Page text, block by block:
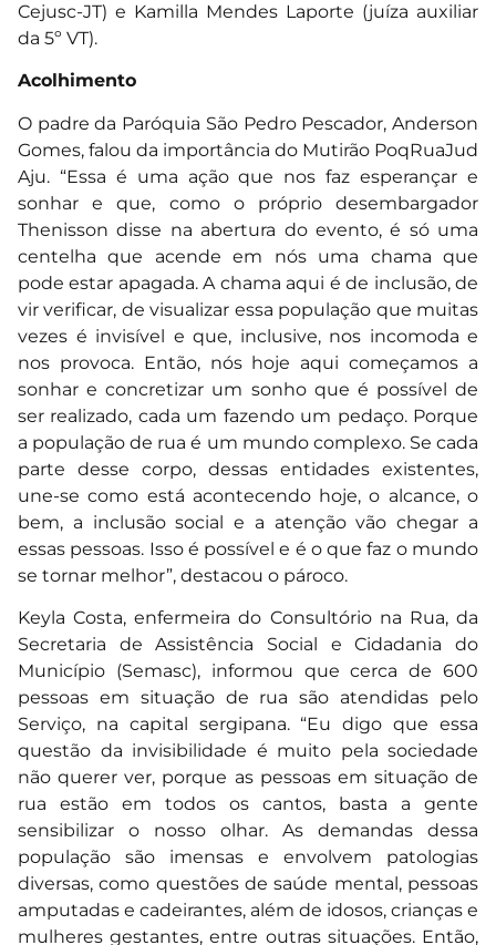
Cejusc-JT) e Kamilla Mendes Laporte (juíza auxiliar
da 5º VT).
Acolhimento
O padre da Paróquia São Pedro Pescador, Anderson
Gomes, falou da importância do Mutirão PoqRuaJud
Aju. “Essa é uma ação que nos faz esperançar e
sonhar e que, como o próprio desembargador
Thenisson disse na abertura do evento, é só uma
centelha que acende em nós uma chama que
pode estar apagada. A chama aqui é de inclusão, de
vir verificar, de visualizar essa população que muitas
vezes é invisível e que, inclusive, nos incomoda e
nos provoca. Então, nós hoje aqui começamos a
sonhar e concretizar um sonho que é possível de
ser realizado, cada um fazendo um pedaço. Porque
a população de rua é um mundo complexo. Se cada
parte desse corpo, dessas entidades existentes,
une-se como está acontecendo hoje, o alcance, o
bem, a inclusão social e a atenção vão chegar a
essas pessoas. Isso é possível e é o que faz o mundo
se tornar melhor”, destacou o pároco.
Keyla Costa, enfermeira do Consultório na Rua, da
Secretaria de Assistência Social e Cidadania do
Município (Semasc), informou que cerca de 600
pessoas em situação de rua são atendidas pelo
Serviço, na capital sergipana. “Eu digo que essa
questão da invisibilidade é muito pela sociedade
não querer ver, porque as pessoas em situação de
rua estão em todos os cantos, basta a gente
sensibilizar o nosso olhar. As demandas dessa
população são imensas e envolvem patologias
diversas, como questões de saúde mental, pessoas
amputadas e cadeirantes, além de idosos, crianças e
mulheres gestantes, entre outras situações. Então,